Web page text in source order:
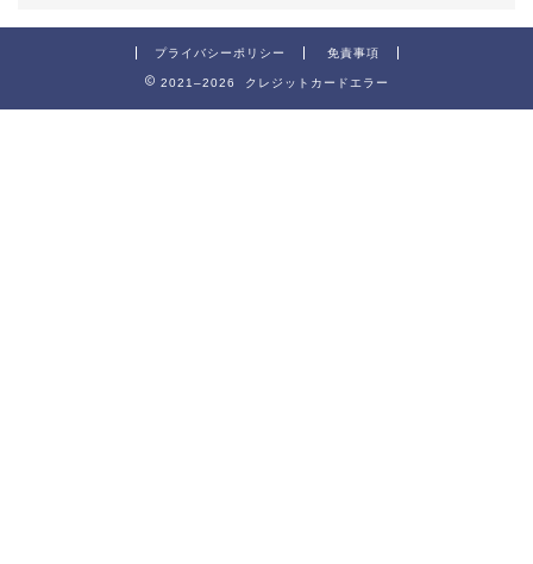
プライバシーポリシー 免責事項
2021–2026 クレジットカードエラー